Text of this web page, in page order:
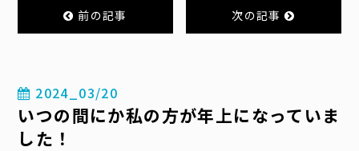
前の記事 次の記事
2024_03/20
いつの間にか私の方が年上になっていま
した！